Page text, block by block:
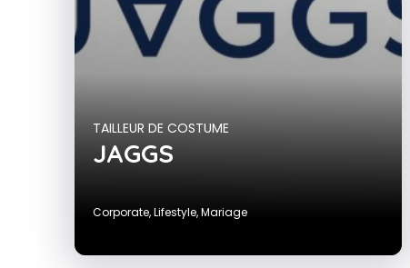
TAILLEUR DE COSTUME
JAGGS
Corporate,Lifestyle,Mariage